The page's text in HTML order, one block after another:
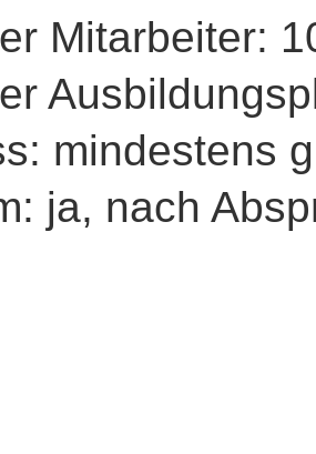
Mitarbeiter:
mindestens
ja, nach